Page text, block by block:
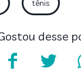
tênis
desse